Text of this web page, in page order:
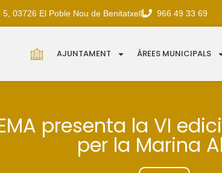
5, 03726 El Poble Nou de Benitatxell 966 49 33 69
AJUNTAMENT ÀREES MUNICIPALS
presenta la VI
per la Marina